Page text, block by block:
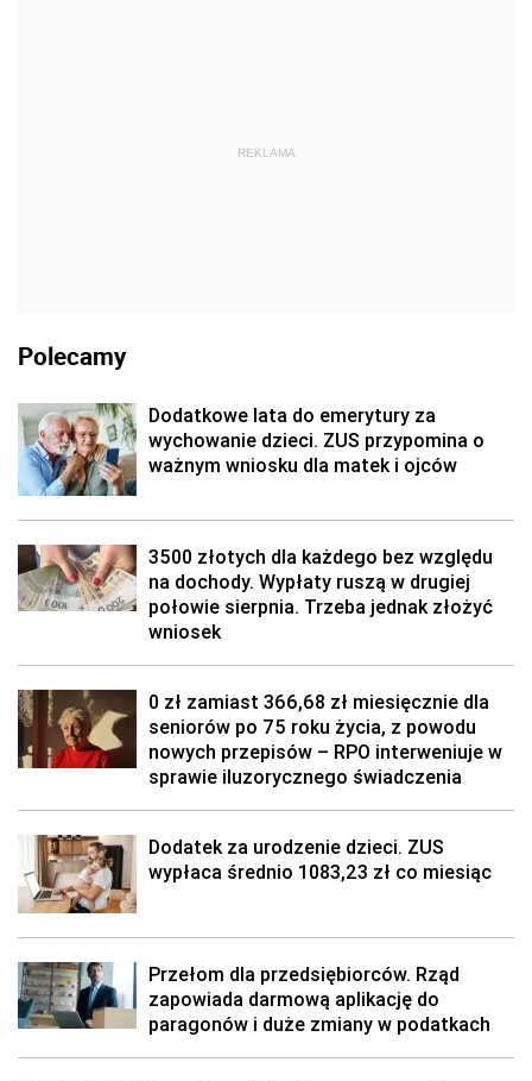
REKLAMA
Polecamy
Dodatkowe lata do emerytury za
wychowanie dzieci. ZUS przypomina o
ważnym wniosku dla matek i ojców
3500 złotych dla każdego bez względu
na dochody. Wypłaty ruszą w drugiej
połowie sierpnia. Trzeba jednak złożyć
wniosek
0 zł zamiast 366,68 zł miesięcznie dla
seniorów po 75 roku życia, z powodu
nowych przepisów – RPO interweniuje w
sprawie iluzorycznego świadczenia
Dodatek za urodzenie dzieci. ZUS
wypłaca średnio 1083,23 zł co miesiąc
Przełom dla przedsiębiorców. Rząd
zapowiada darmową aplikację do
paragonów i duże zmiany w podatkach